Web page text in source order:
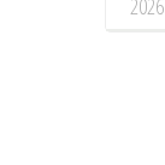
2026